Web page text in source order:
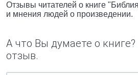
Отзывы читателей о книге
и мнения людей о произведении.
А что Вы думаете о
отзыв.